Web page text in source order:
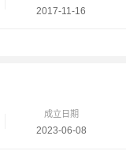
2017-11-16
成立日期
2023-06-08